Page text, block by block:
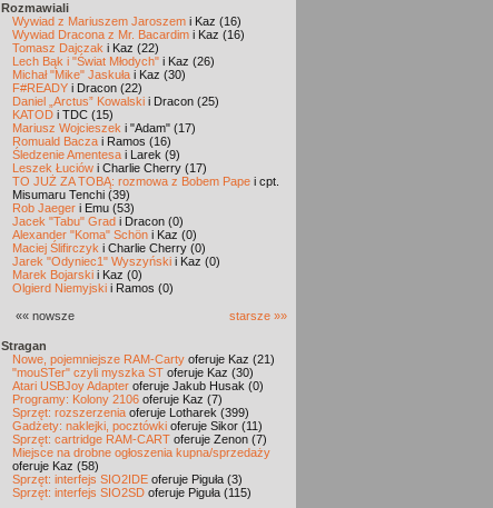
Rozmawiali
Wywiad z Mariuszem Jaroszem i Kaz (16)
Wywiad Dracona z Mr. Bacardim i Kaz (16)
Tomasz Dajczak i Kaz (22)
Lech Bąk i "Świat Młodych" i Kaz (26)
Michał "Mike" Jaskuła i Kaz (30)
F#READY i Dracon (22)
Daniel „Arctus” Kowalski i Dracon (25)
KATOD i TDC (15)
Mariusz Wojcieszek i "Adam" (17)
Romuald Bacza i Ramos (16)
Śledzenie Amentesa i Larek (9)
Leszek Łuciów i Charlie Cherry (17)
TO JUŻ ZA TOBĄ: rozmowa z Bobem Pape i cpt.
Misumaru Tenchi (39)
Rob Jaeger i Emu (53)
Jacek "Tabu" Grad i Dracon (0)
Alexander "Koma" Schön i Kaz (0)
Maciej Ślifirczyk i Charlie Cherry (0)
Jarek "Odyniec1" Wyszyński i Kaz (0)
Marek Bojarski i Kaz (0)
Olgierd Niemyjski i Ramos (0)
«« nowsze starsze »»
Stragan
Nowe, pojemniejsze RAM-Carty oferuje Kaz (21)
"mouSTer" czyli myszka ST oferuje Kaz (30)
Atari USBJoy Adapter oferuje Jakub Husak (0)
Programy: Kolony 2106 oferuje Kaz (7)
Sprzęt: rozszerzenia oferuje Lotharek (399)
Gadżety: naklejki, pocztówki oferuje Sikor (11)
Sprzęt: cartridge RAM-CART oferuje Zenon (7)
Miejsce na drobne ogłoszenia kupna/sprzedaży
oferuje Kaz (58)
Sprzęt: interfejs SIO2IDE oferuje Piguła (3)
Sprzęt: interfejs SIO2SD oferuje Piguła (115)